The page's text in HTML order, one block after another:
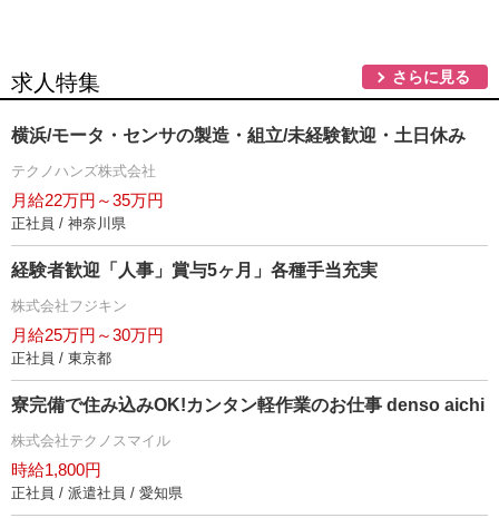
求人特集 さらに見る
横浜/モータ・センサの製造・組立/未経験歓迎・土日休み
テクノハンズ株式会社
月給22万円～35万円
正社員 / 神奈川県
経験者歓迎「人事」賞与5ヶ月」各種手当充実
株式会社フジキン
月給25万円～30万円
正社員 / 東京都
寮完備で住み込みOK!カンタン軽作業のお仕事 denso aichi
株式会社テクノスマイル
時給1,800円
正社員 / 派遣社員 / 愛知県